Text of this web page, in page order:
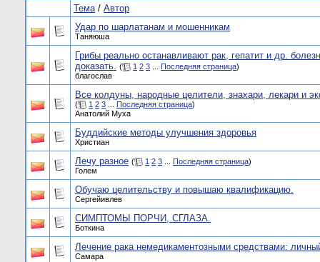
Тема/ Автор
Удар по шарлатанам и мошенникам
Таняюша
Грибы реально останавливают рак, гепатит и др.
доказать. ( 1 2 3 Последняя страница)
благослав
Все колдуны, народные целители, знахари, лекари и
( 1 2 3 Последняя страница)
Анатолий Муха
Буддийские методы улучшения здоровья
Христиан
Лечу разное ( 1 2 3 Последняя страница)
Голем
Обучаю целительству и повышаю квалификацию.
Сергейивлев
СИМПТОМЫ ПОРЧИ, СГЛАЗА.
Боткина
Лечение рака немедикаментозными средствами:
Самара